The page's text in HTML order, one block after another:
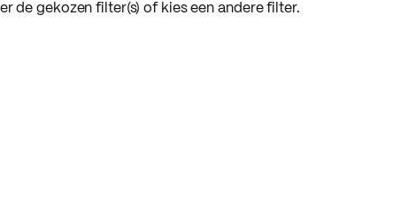
de gekozen filter(s) of kies een andere filter.